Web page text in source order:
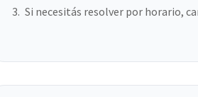
Si necesitás resolver por horario,